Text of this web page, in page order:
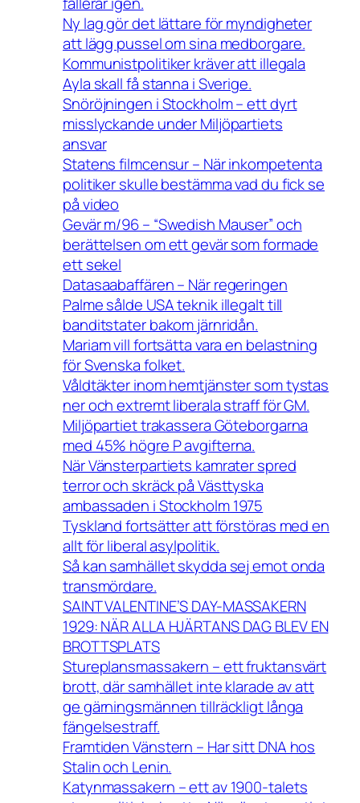
Ny lag gör det lättare för myndigheter
att lägg pussel om sina medborgare.
Kommunistpolitiker kräver att illegala
Ayla skall få stanna i Sverige.
Snöröjningen i Stockholm – ett dyrt
misslyckande under Miljöpartiets
ansvar
Statens filmcensur – När inkompetenta
politiker skulle bestämma vad du fick se
på video
Gevär m/96 – “Swedish Mauser” och
berättelsen om ett gevär som formade
ett sekel
Datasaabaffären – När regeringen
Palme sålde USA teknik illegalt till
banditstater bakom järnridån.
Mariam vill fortsätta vara en belastning
för Svenska folket.
Våldtäkter inom hemtjänster som tystas
ner och extremt liberala straff för GM.
Miljöpartiet trakassera Göteborgarna
med 45% högre P avgifterna.
När Vänsterpartiets kamrater spred
terror och skräck på Västtyska
ambassaden i Stockholm 1975
Tyskland fortsätter att förstöras med en
allt för liberal asylpolitik.
Så kan samhället skydda sej emot onda
transmördare.
SAINT VALENTINE’S DAY-MASSAKERN
1929: NÄR ALLA HJÄRTANS DAG BLEV EN
BROTTSPLATS
Stureplansmassakern – ett fruktansvärt
brott, där samhället inte klarade av att
ge gärningsmännen tillräckligt långa
fängelsestraff.
Framtiden Vänstern – Har sitt DNA hos
Stalin och Lenin.
Katynmassakern – ett av 1900-talets